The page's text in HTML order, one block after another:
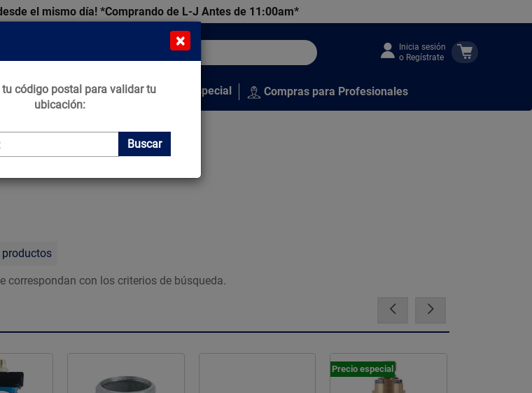
el mismo día! *Comprando de L-J Antes de 11:00am*
Inicia sesión
o Regístrate
Tips que Construyen Venta Especial Compras para Profesionales
correspondan con los criterios de búsqueda.
Precio especial
×
tu código postal para validar tu
ubicación:
Buscar